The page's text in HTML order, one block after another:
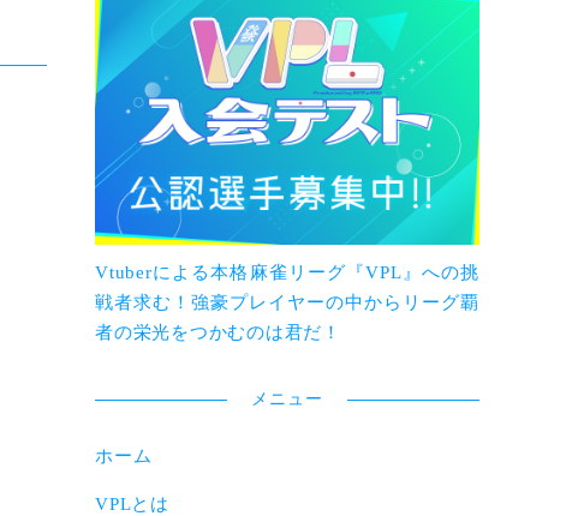
Vtuberによる本格麻雀リーグ『VPL』への挑
戦者求む！強豪プレイヤーの中からリーグ覇
者の栄光をつかむのは君だ！
メニュー
ホーム
VPLとは